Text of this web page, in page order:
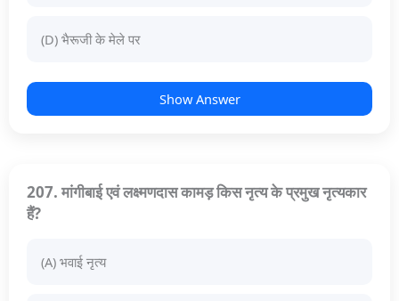
(D) भैरूजी के मेले पर
Show Answer
207. मांगीबाई एवं लक्ष्मणदास कामड़ किस नृत्य के प्रमुख नृत्यकार
हैं?
(A) भवाई नृत्य